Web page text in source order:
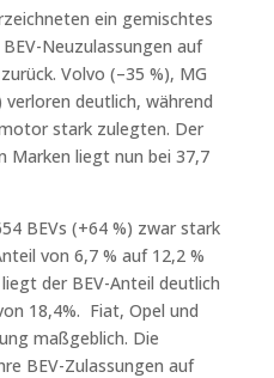
ein gemischtes
Neuzulassungen auf
Volvo (–35 %), MG
deutlich, während
stark zulegten. Der
Marken liegt nun bei 37,7
BEVs (+64 %) zwar stark
von 6,7 % auf 12,2 %
der BEV-Anteil deutlich
18,4%. Fiat, Opel und
maßgeblich. Die
BEV-Zulassungen auf